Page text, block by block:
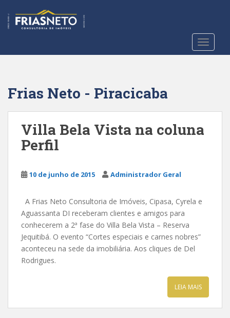
t
Frias Neto - Piracicaba
Villa Bela Vista na coluna
Perfil
10 de junho de 2015 Administrador Geral
A Frias Neto Consultoria de Imóveis, Cipasa, Cyrela e
Aguassanta DI receberam clientes e amigos para
conhecerem a 2ª fase do Villa Bela Vista – Reserva
Jequitibá. O evento “Cortes especiais e carnes nobres”
aconteceu na sede da imobiliária. Aos cliques de Del
Rodrigues.
LEIA MAIS